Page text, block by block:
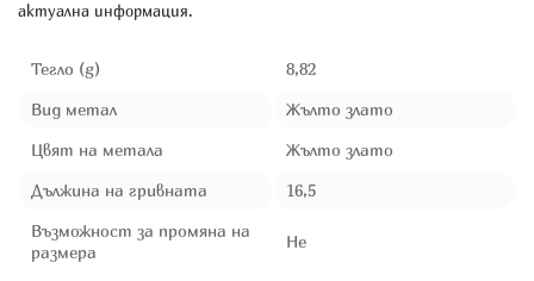
актуална информация.
Тегло (g)
8,82
Вид метал
Жълто злато
Цвят на метала
Жълто злато
Дължина на гривната
16,5
Възможност за промяна на
размера
Не